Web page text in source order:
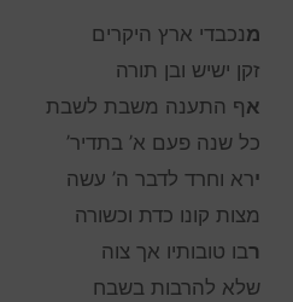
מנכבדי ארץ היקרים
זקן ישיש ובן תורה
אף התענה משבת לשבת
כל שנה פעם א’ בתדיר’
ירא וחרד לדבר ה’ עשה
מצות קונו כדת וכשורה
רבו טובותיו אך צוה
שלא להרבות בשבח